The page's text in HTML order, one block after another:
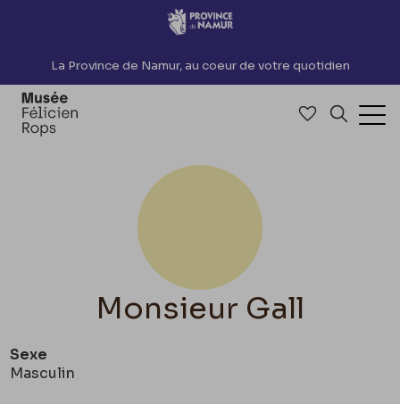
Accèder directement au contenu
La Province de Namur, au coeur de votre quotidien
Accéder à
Monsieur Gall
Sexe
Masculin